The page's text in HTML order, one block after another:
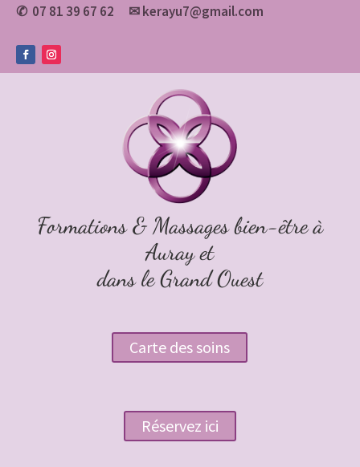
✆ 07 81 39 67 62 ✉kerayu7@gmail.com
Formations & Massages bien-être à
Auray et
dans le Grand Ouest
Carte des soins
Réservez ici